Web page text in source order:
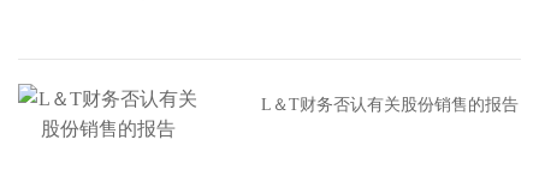
L＆T财务否认有关股份销售的报告